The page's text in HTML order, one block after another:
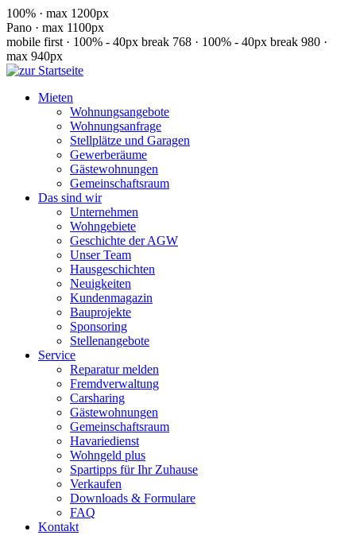
100% · max 1200px
Pano · max 1100px
mobile first · 100% - 40px break 768 · 100% - 40px break 980 ·
max 940px
Mieten
Wohnungsangebote
Wohnungsanfrage
Stellplätze und Garagen
Gewerberäume
Gästewohnungen
Gemeinschaftsraum
Das sind wir
Unternehmen
Wohngebiete
Geschichte der AGW
Unser Team
Hausgeschichten
Neuigkeiten
Kundenmagazin
Bauprojekte
Sponsoring
Stellenangebote
Service
Reparatur melden
Fremdverwaltung
Carsharing
Gästewohnungen
Gemeinschaftsraum
Havariedienst
Wohngeld plus
Spartipps für Ihr Zuhause
Verkaufen
Downloads & Formulare
FAQ
Kontakt